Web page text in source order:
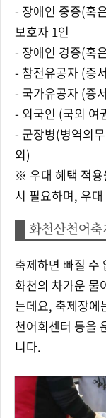
- 장애인 중증(혹
보호자 1인
- 장애인 경증(혹
- 참전유공자 (증
- 국가유공자 (증
- 외국인 (국외 여
- 군장병(병역의
외)
※ 우대 혜택 적용
시 필요하며, 우
화천산천어
축제하면 빠질 수
화천의 차가운 물
는데요, 축제장에
천어회센터 등을
니다.